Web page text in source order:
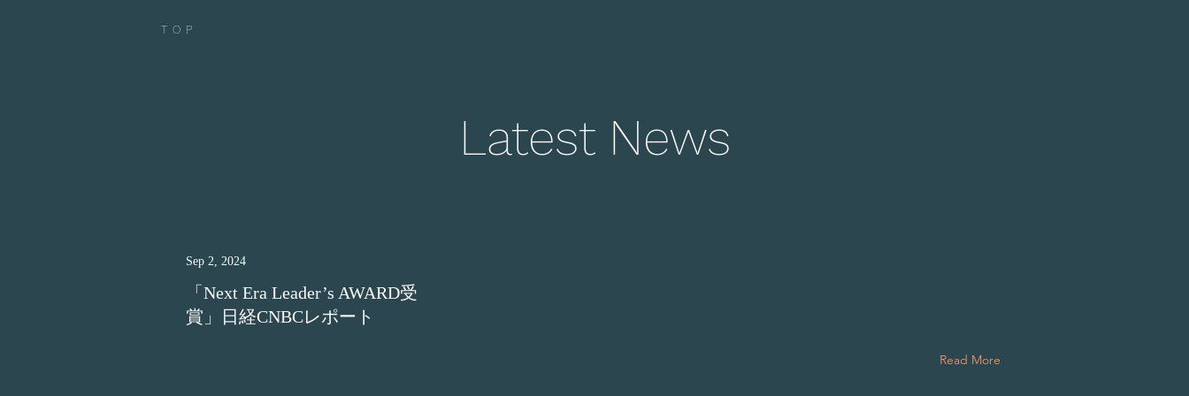
TOP
Latest News
Sep 2, 2024
「Next Era Leader’s AWARD受
賞」日経CNBCレポート
Read More